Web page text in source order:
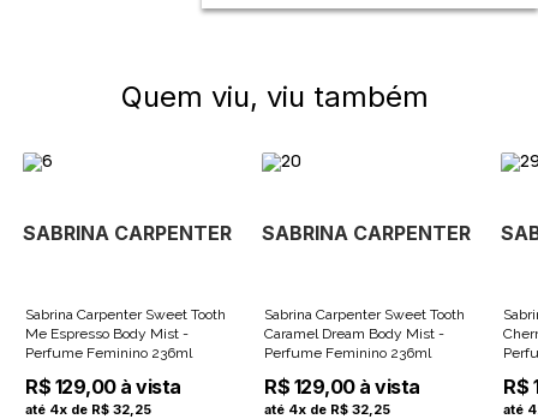
Quem viu, viu também
SABRINA CARPENTER
Sabrina Carpenter Sweet Tooth
Me Espresso Body Mist -
Perfume Feminino 236ml
R$ 129,00 à vista
até 4x de R$ 32,25
SABRINA CARPENTER
Sabrina Carpenter Sweet Tooth
Caramel Dream Body Mist -
Perfume Feminino 236ml
R$ 129,00 à vista
até 4x de R$ 32,25
R$
até